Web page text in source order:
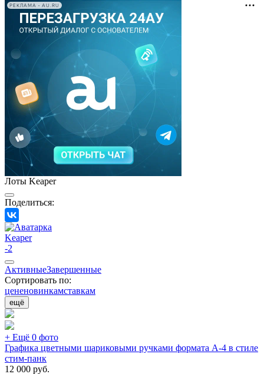
РЕКЛАМА • AU.RU
Лоты Keaper
Поделиться:
Keaper
-2
АктивныеЗавершенные
Сортировать по:
цененовинкамставкам
ещё
+ Ещё 0 фото
Графика цветными шариковыми ручками формата А-4 в стиле
стим-панк
12 000 руб.